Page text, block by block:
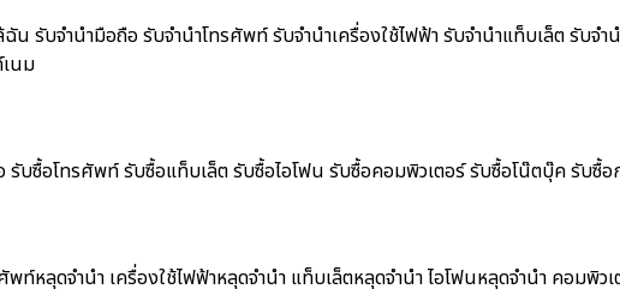
รับจำนำมือถือ รับจำนำโทรศัพท์ รับจำนำเครื่องใช้ไฟฟ้า รับจำนำแท็บเล็ต รับจ
นม
บซื้อโทรศัพท์ รับซื้อแท็บเล็ต รับซื้อไอโฟน รับซื้อคอมพิวเตอร์ รับซื้อโน๊ตบุ๊ค รับซื้
หลุดจำนำ เครื่องใช้ไฟฟ้าหลุดจำนำ แท็บเล็ตหลุดจำนำ ไอโฟนหลุดจำนำ คอมพิว